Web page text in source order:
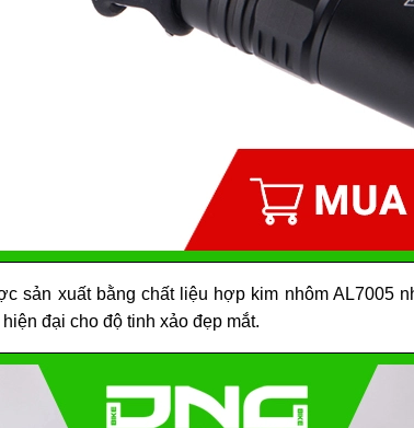
sản xuất bằng chất liệu hợp kim nhôm AL7005
đại cho độ tinh xảo đẹp mắt.